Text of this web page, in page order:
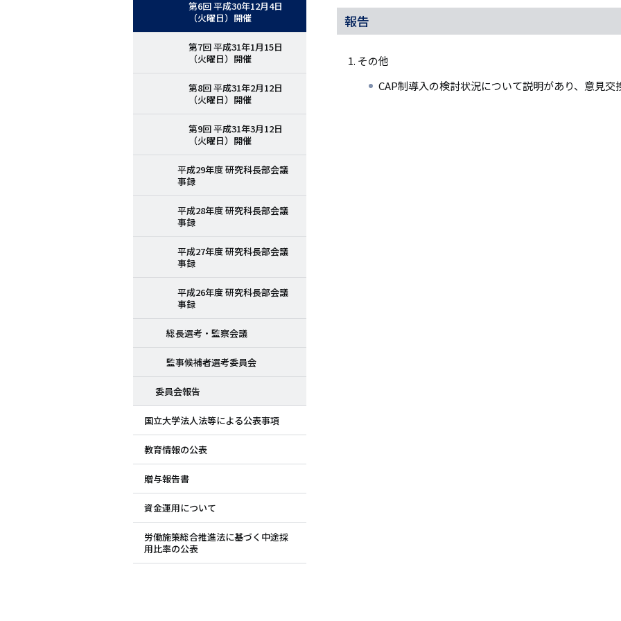
第6回 平成30年12月4日
（火曜日）開催
第7回 平成31年1月15日
（火曜日）開催
第8回 平成31年2月12日
（火曜日）開催
第9回 平成31年3月12日
（火曜日）開催
平成29年度 研究科長部会議
事録
平成28年度 研究科長部会議
事録
平成27年度 研究科長部会議
事録
平成26年度 研究科長部会議
事録
総長選考・監察会議
監事候補者選考委員会
委員会報告
国立大学法人法等による公表事項
教育情報の公表
贈与報告書
資金運用について
労働施策総合推進法に基づく中途採
用比率の公表
報告
その他
CAP制導入の検討状況について説明があり、意見交